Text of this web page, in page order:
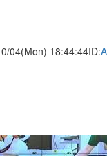
04(Mon) 18:44:44ID: